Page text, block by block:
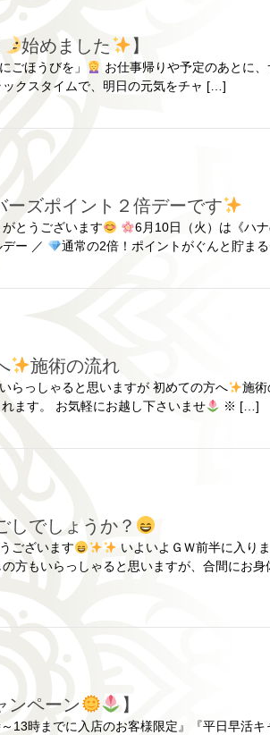
始めました 】
ごほうびを」
お仕事帰りや予定のあとに
クスタイムで、明日の元気をチャ […]
ーズポイント２倍デーです
とうございます 6月10日（火）は《ハナ
ー ／ 通常の2倍！ポイントがぐんと貯ま
施術の流れ
らっしゃると思いますが 初めての方へ
施
ます。 お気軽にお越し下さいませ
※ […]
しでしょうか？
ございます
いよいよＧＷ前半に入り
方もいらっしゃると思いますが、合間にお身
ャンペーン 】
13時までに入店のお客様限定』『平日早活キ